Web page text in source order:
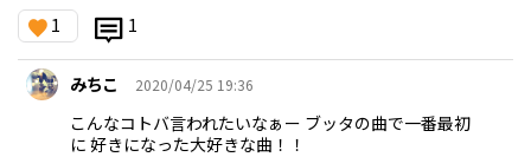
1 1
みちこ 2020/04/25 19:36
こんなコトバ言われたいなぁー ブッタの曲で一番最初
に 好きになった大好きな曲！！